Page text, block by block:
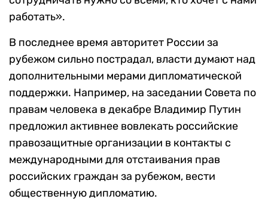
работать».
В последнее время авторитет России за
рубежом сильно пострадал, власти думают над
дополнительными мерами дипломатической
поддержки. Например, на заседании Совета по
правам человека в декабре Владимир Путин
предложил активнее вовлекать российские
правозащитные организации в контакты с
международными для отстаивания прав
российских граждан за рубежом, вести
общественную дипломатию.